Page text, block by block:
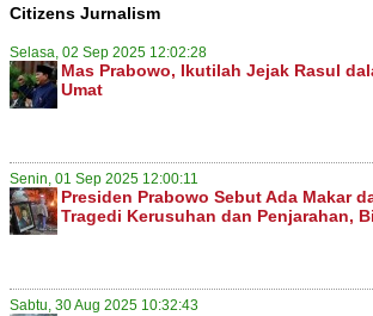
Citizens Jurnalism
Selasa, 02 Sep 2025 12:02:28
Mas Prabowo, Ikutilah Jejak Rasul
Umat
Senin, 01 Sep 2025 12:00:11
Presiden Prabowo Sebut Ada Makar
Tragedi Kerusuhan dan Penjarahan,
Sabtu, 30 Aug 2025 10:32:43